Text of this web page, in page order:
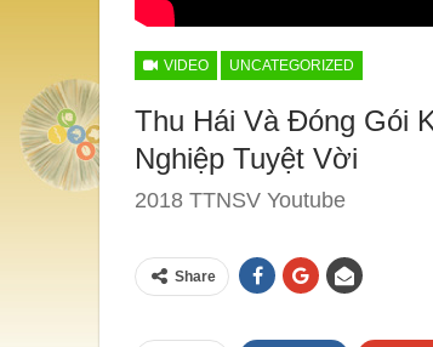
VIDEO UNCATEGORIZED
Thu Hái Và Đóng Gói
Nghiệp Tuyệt Vời
2018 TTNSV Youtube
Share